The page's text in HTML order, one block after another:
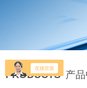
PRODUCTS 产